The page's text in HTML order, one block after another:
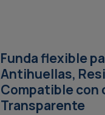
Funda flexible
Antihuellas,
Compatible con
Transparente